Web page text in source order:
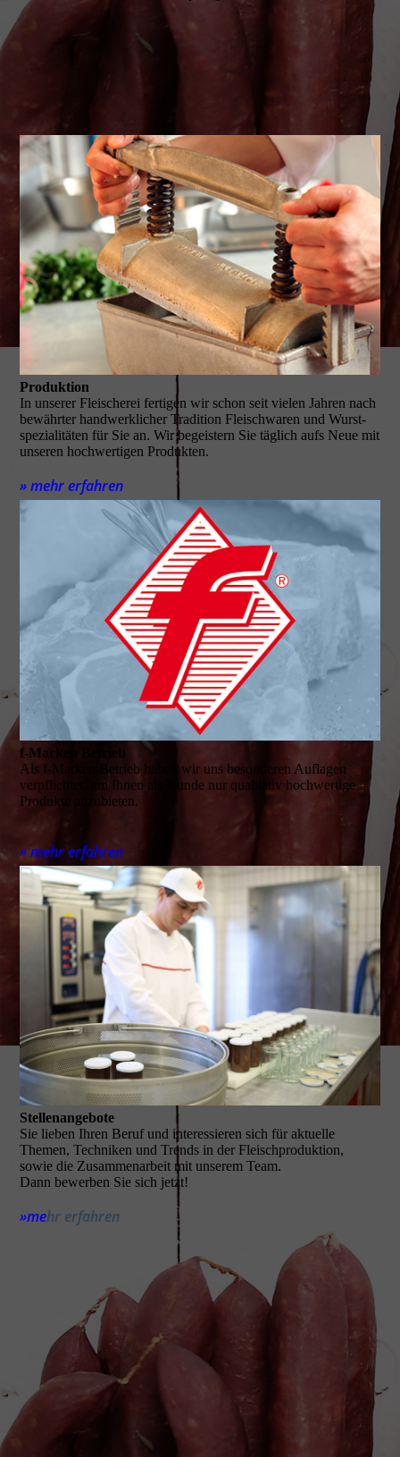
Produktion
In unserer Fleischerei fertigen wir schon seit vielen Jahren nach
be­währter handwerklicher Tradition Fleischwaren und Wurst­
spezialitäten für Sie an. Wir begeistern Sie täglich aufs Neue mit
unseren hoch­wertigen Produkten.
» mehr erfahren
f-Marken Betrieb
Als f-Marken Betrieb haben wir uns besonderen Auflagen
verpflichtet, um Ihnen als Kunde nur qualitativ hochwertige
Produkte anzubieten.
» mehr erfahren
Stellenangebote
Sie lieben Ihren Beruf und interessieren sich für aktuelle
Themen, Techniken und Trends in der Fleischproduktion,
sowie die Zusammenarbeit mit unserem Team.
Dann bewerben Sie sich jetzt!
»mehr erfahren